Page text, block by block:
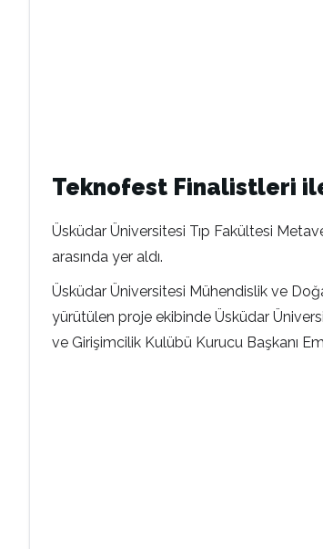
Teknofest Finalistleri
Üsküdar Üniversitesi Tıp Fakültesi
arasında yer aldı.
Üsküdar Üniversitesi Mühendislik ve
yürütülen proje ekibinde Üsküdar
ve Girişimcilik Kulübü Kurucu Başkanı